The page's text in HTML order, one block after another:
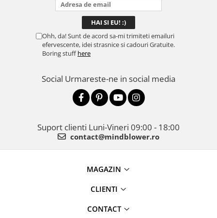
Ohh, da! Sunt de acord sa-mi trimiteti emailuri
efervescente, idei strasnice si cadouri Gratuite.
Boring stuffhere
Social Urmareste-ne in social media
Suport clienti Luni-Vineri 09:00 - 18:00
contact@mindblower.ro
MAGAZIN
CLIENTI
CONTACT